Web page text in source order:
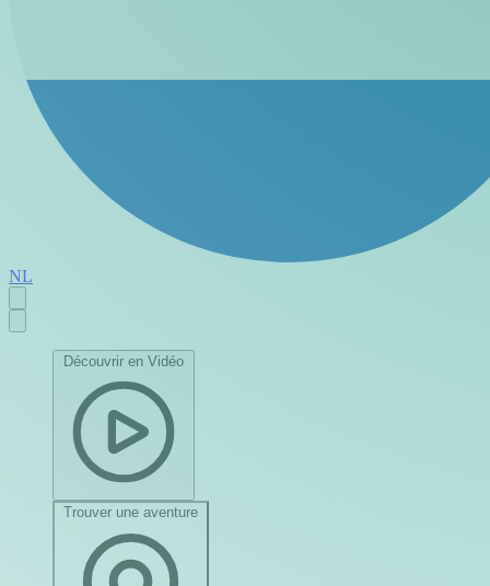
NL
Découvrir en Vidéo
Trouver une aventure